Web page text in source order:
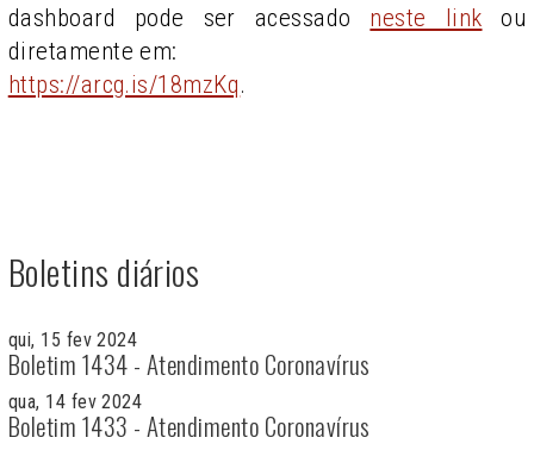
dashboard pode ser acessado neste link ou
diretamente em:
https://arcg.is/18mzKq.
Boletins diários
qui, 15 fev 2024
Boletim 1434 - Atendimento Coronavírus
qua, 14 fev 2024
Boletim 1433 - Atendimento Coronavírus